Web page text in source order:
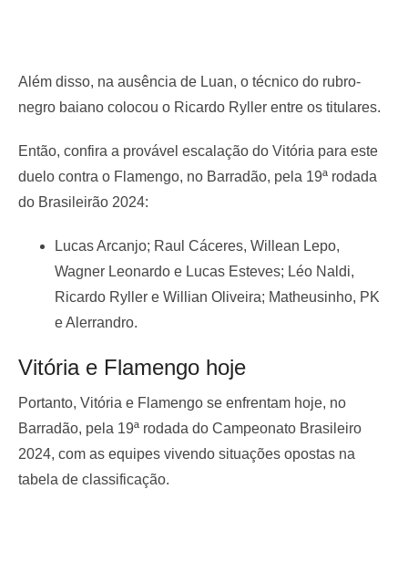
Além disso, na ausência de Luan, o técnico do rubro-
negro baiano colocou o Ricardo Ryller entre os titulares.
Então, confira a provável escalação do Vitória para este
duelo contra o Flamengo, no Barradão, pela 19ª rodada
do Brasileirão 2024:
Lucas Arcanjo; Raul Cáceres, Willean Lepo,
Wagner Leonardo e Lucas Esteves; Léo Naldi,
Ricardo Ryller e Willian Oliveira; Matheusinho, PK
e Alerrandro.
Vitória e Flamengo hoje
Portanto, Vitória e Flamengo se enfrentam hoje, no
Barradão, pela 19ª rodada do Campeonato Brasileiro
2024, com as equipes vivendo situações opostas na
tabela de classificação.